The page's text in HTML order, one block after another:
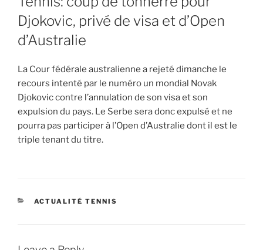
Djokovic, privé de visa et d’Open
d’Australie
La Cour fédérale australienne a rejeté dimanche le
recours intenté par le numéro un mondial Novak
Djokovic contre l’annulation de son visa et son
expulsion du pays. Le Serbe sera donc expulsé et ne
pourra pas participer à l’Open d’Australie dont il est le
triple tenant du titre.
CATEGORIES
ACTUALITÉ TENNIS